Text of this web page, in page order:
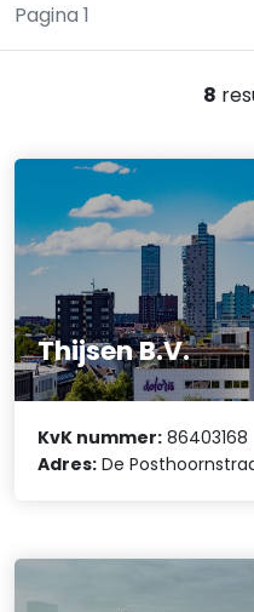
Pagina 1
8
Thijsen B.V.
KvK nummer: 86403168
Adres: De